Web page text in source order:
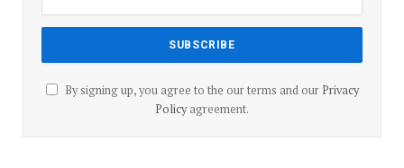
By signing up, you agree to the our terms and our Privacy
Policyagreement.